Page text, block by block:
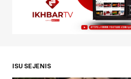
ISU SEJENIS